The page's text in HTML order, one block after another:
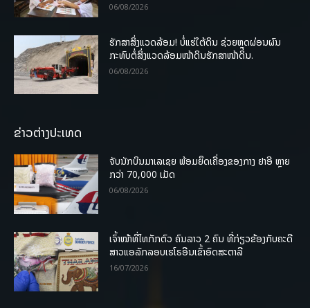
06/08/2026
ຮັກສາສິ່ງແວດລ້ອມ! ບໍ່ແຮ່ໃຕ້ດິນ ຊ່ວຍຫຼຸດຜ່ອນຜົນ
ກະທົບຕໍ່ສິ່ງແວດລ້ອມໜ້າດິນຮັກສາໜ້າດິນ.
06/08/2026
ຂ່າວຕ່າງປະເທດ
ຈັບນັກບິນມາເລເຊຍ ພ້ອມຍຶດເຄື່ອງຂອງກາງ ຢາອີ ຫຼາຍ
ກວ່າ 70,000 ເມັດ
06/08/2026
ເຈົ້າໜ້າທີ່ໄທກັກຕົວ ຄົນລາວ 2 ຄົນ ທີ່ກ່ຽວຂ້ອງກັບຄະດີ
ສາວແອລັກລອບເຮໂຣອີນເຂົ້າອົດສະຕາລີ
16/07/2026